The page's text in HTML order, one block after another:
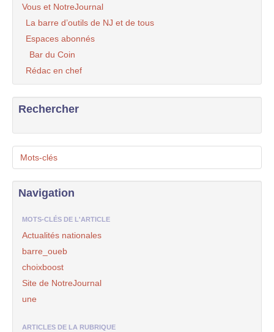
Vous et NotreJournal
La barre d’outils de NJ et de tous
Espaces abonnés
Bar du Coin
Rédac en chef
Rechercher
Mots-clés
Navigation
MOTS-CLÉS DE L'ARTICLE
Actualités nationales
barre_oueb
choixboost
Site de NotreJournal
une
ARTICLES DE LA RUBRIQUE